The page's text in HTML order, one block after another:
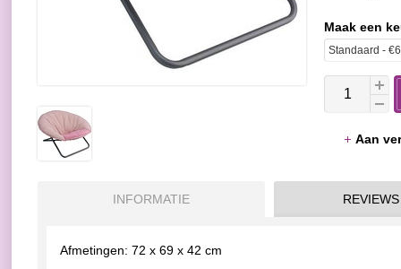
Maak een
Aan
INFORMATIE REVIEWS
Afmetingen: 72 x 69 x 42 cm